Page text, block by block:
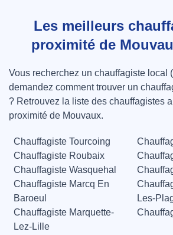
Les meilleurs
proximité de
Vous recherchez un chauffagiste local
demandez comment trouver un
? Retrouvez la liste des chauffagistes
proximité de Mouvaux.
Chauffagiste Tourcoing
Chauffagiste Roubaix
Chauffagiste Wasquehal
Chauffagiste Marcq En
Baroeul
Les-
Chauffagiste Marquette-
Lez-Lille